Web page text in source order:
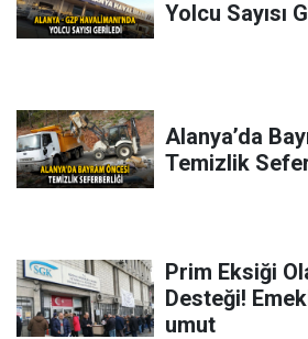
Yolcu Sayısı
Alanya’da
Temizlik
Prim Eksiği
Desteği!
umut